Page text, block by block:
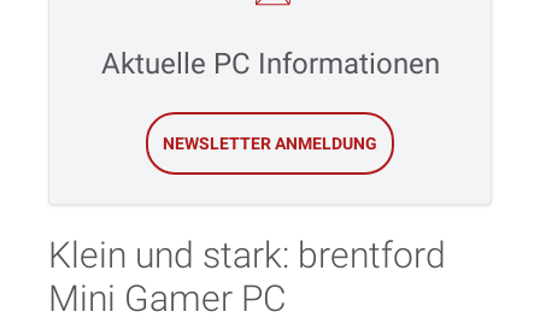
Aktuelle PC Informationen
NEWSLETTER ANMELDUNG
Klein und stark: brentford
Mini Gamer PC